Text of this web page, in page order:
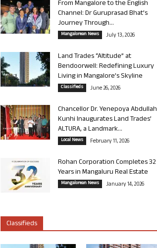
From Mangalore to the English
Channel: Dr Guruprasad Bhat’s
Journey Through...
Mangalorean News July 13, 2026
Land Trades “Altitude” at
Bendoorwell: Redefining Luxury
Living in Mangalore’s Skyline
Classifieds June 26, 2026
Chancellor Dr. Yenepoya Abdullah
Kunhi Inaugurates Land Trades’
ALTURA, a Landmark...
Local News February 11, 2026
Rohan Corporation Completes 32
Years in Mangaluru Real Estate
Mangalorean News January 14, 2026
Classifieds